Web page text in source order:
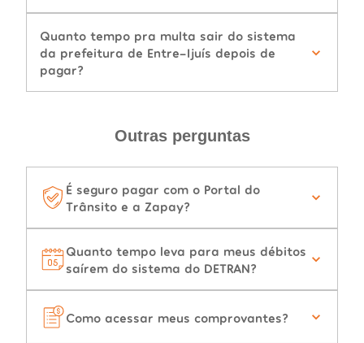
Quanto tempo pra multa sair do sistema
da prefeitura de Entre-Ijuís depois de
pagar?
Outras perguntas
É seguro pagar com o Portal do
Trânsito e a Zapay?
Quanto tempo leva para meus débitos
saírem do sistema do DETRAN?
Como acessar meus comprovantes?